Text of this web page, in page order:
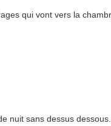
qui vont vers la
nuit sans dessus dessous...